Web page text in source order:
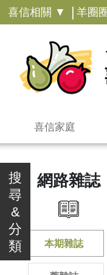
喜信相關 ▼ | 羊圈
喜信家庭
搜
尋
&
分
類
網路雜誌
本期雜誌